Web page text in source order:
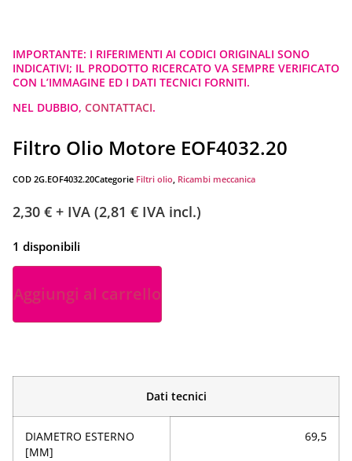
IMPORTANTE: I RIFERIMENTI AI CODICI ORIGINALI SONO
INDICATIVI; IL PRODOTTO RICERCATO VA SEMPRE VERIFICATO
CON L’IMMAGINE ED I DATI TECNICI FORNITI.
NEL DUBBIO, CONTATTACI.
Filtro Olio Motore EOF4032.20
COD 2G.EOF4032.20Categorie Filtri olio, Ricambi meccanica
2,30 € + IVA (2,81 € IVA incl.)
1 disponibili
Aggiungi al carrello
Dati tecnici
DIAMETRO ESTERNO
[MM]
69,5